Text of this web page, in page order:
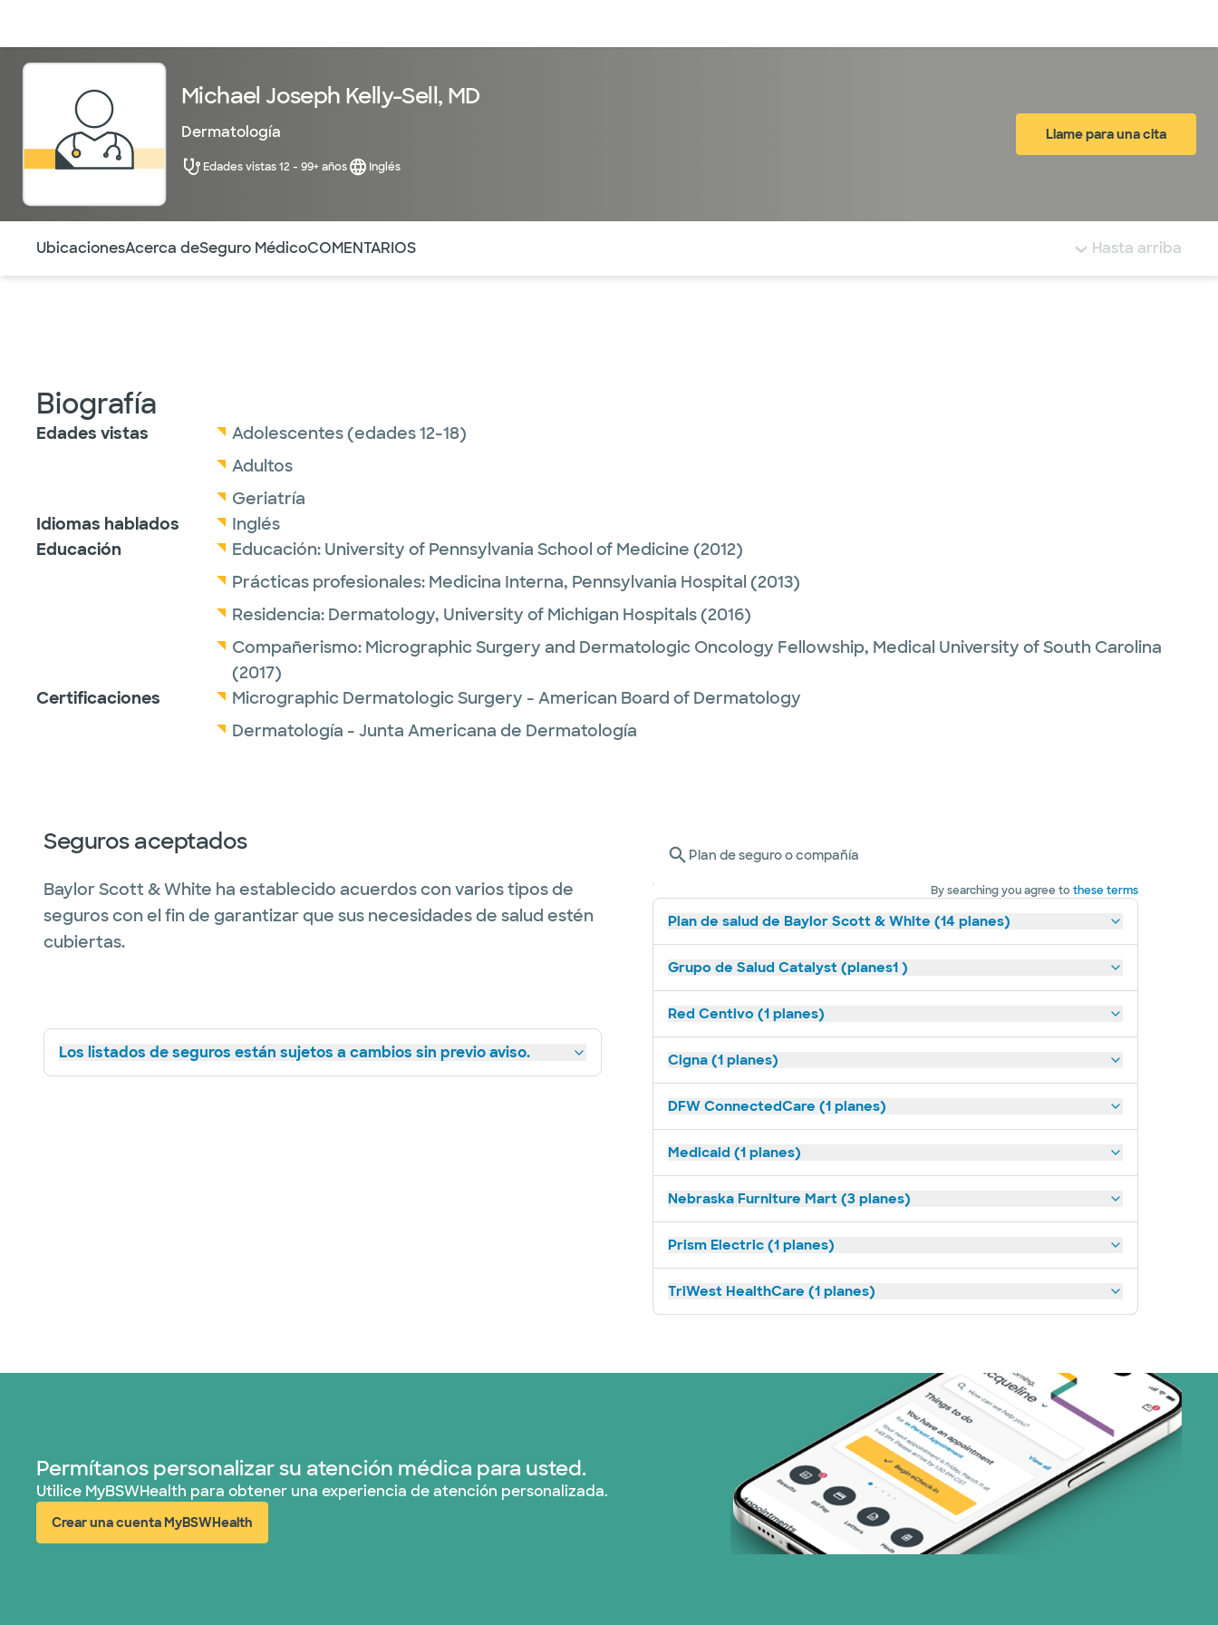
Michael Joseph Kelly-Sell, MD
Dermatología
Edades vistas 12 - 99+ años Inglés
Llame para una cita
UbicacionesAcerca deSeguro MédicoCOMENTARIOS Hasta arriba
Biografía
Edades vistas
Adolescentes (edades 12-18)
Adultos
Geriatría
Idiomas hablados
Inglés
Educación
Educación: University of Pennsylvania School of Medicine (2012)
Prácticas profesionales: Medicina Interna, Pennsylvania Hospital (2013)
Residencia: Dermatology, University of Michigan Hospitals(2016)
Compañerismo: Micrographic Surgery and Dermatologic Oncology Fellowship, Medical University of South Carolina
(2017)
Certificaciones
Micrographic Dermatologic Surgery - American Board of Dermatology
Dermatología - Junta Americana de Dermatología
Seguros aceptados
Baylor Scott & White ha establecido acuerdos con varios tipos de
seguros con el fin de garantizar que sus necesidades de salud estén
cubiertas.
Los listados de seguros están sujetos a cambios sin previo aviso.
Plan de seguro o compañía
By searching you agree tothese terms
Plan de salud de Baylor Scott & White (14 planes)
Grupo de Salud Catalyst (planes1 )
Red Centivo (1 planes)
Cigna (1 planes)
DFW ConnectedCare (1 planes)
Medicaid (1 planes)
Nebraska Furniture Mart (3 planes)
Prism Electric (1 planes)
TriWest HealthCare (1 planes)
Permítanos personalizar su atención médica para usted.
Utilice MyBSWHealth para obtener una experiencia de atención personalizada.
Crear una cuenta MyBSWHealth
(abre en ventana nueva)